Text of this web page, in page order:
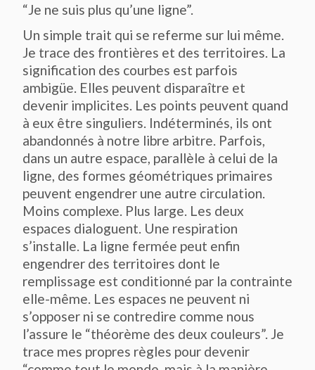
“Je ne suis plus qu’une ligne”.
Un simple trait qui se referme sur lui même.
Je trace des frontières et des territoires. La
signification des courbes est parfois
ambigüe. Elles peuvent disparaître et
devenir implicites. Les points peuvent quand
à eux être singuliers. Indéterminés, ils ont
abandonnés à notre libre arbitre. Parfois,
dans un autre espace, parallèle à celui de la
ligne, des formes géométriques primaires
peuvent engendrer une autre circulation.
Moins complexe. Plus large. Les deux
espaces dialoguent. Une respiration
s’installe. La ligne fermée peut enfin
engendrer des territoires dont le
remplissage est conditionné par la contrainte
elle-même. Les espaces ne peuvent ni
s’opposer ni se contredire comme nous
l’assure le “théorème des deux couleurs”. Je
trace mes propres règles pour devenir